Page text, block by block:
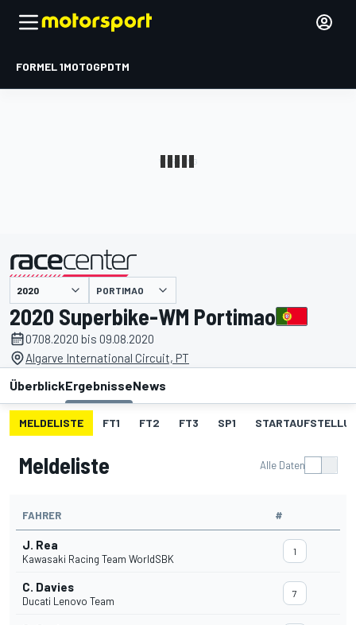
FORMEL 1MOTOGPDTM
PORTIMAO
2020 Superbike-WM Portimao
07.08.2020 bis 09.08.2020
Algarve International Circuit, PT
ÜberblickErgebnisseNews
MELDELISTE FT1 FT2 FT3 SP1
Meldeliste Alle Daten
FAHRER #
J. Rea
Kawasaki Racing Team WorldSBK
1
C. Davies
Ducati Lenovo Team
7